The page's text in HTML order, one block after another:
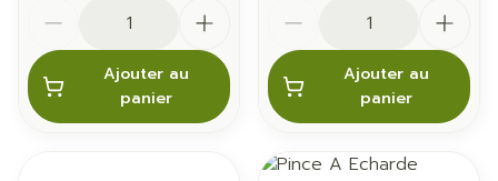
Ajouter au
panier
Ajouter au
panier